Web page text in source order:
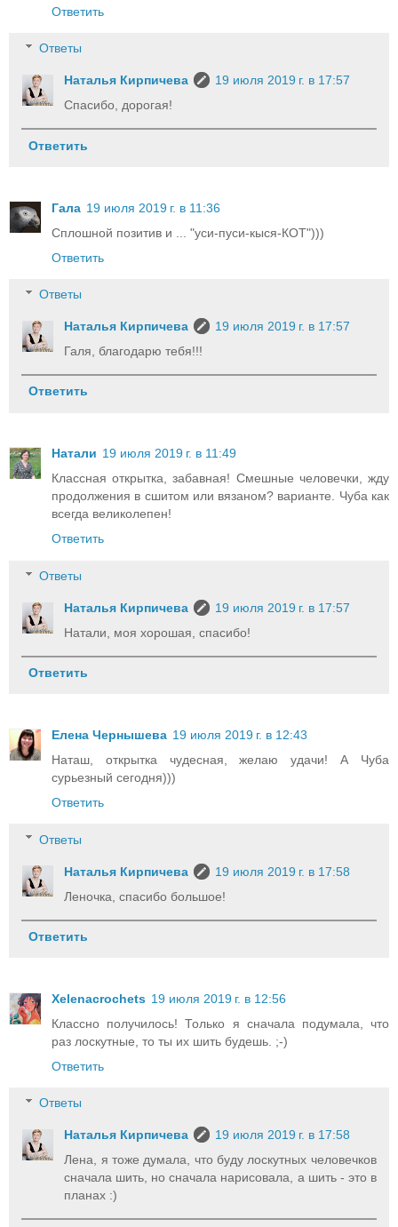
Ответить
Ответы
Наталья Кирпичева
19 июля 2019 г. в 17:57
Спасибо, дорогая!
Ответить
Гала 19 июля 2019 г. в 11:36
Сплошной позитив и ... "уси-пуси-кыся-КОТ")))
Ответить
Ответы
Наталья Кирпичева
19 июля 2019 г. в 17:57
Галя, благодарю тебя!!!
Ответить
Натали 19 июля 2019 г. в 11:49
Классная открытка, забавная! Смешные человечки, жду
продолжения в сшитом или вязаном? варианте. Чуба как
всегда великолепен!
Ответить
Ответы
Наталья Кирпичева
19 июля 2019 г. в 17:57
Натали, моя хорошая, спасибо!
Ответить
Елена Чернышева 19 июля 2019 г. в 12:43
Наташ, открытка чудесная, желаю удачи! А Чуба
сурьезный сегодня)))
Ответить
Ответы
Наталья Кирпичева
19 июля 2019 г. в 17:58
Леночка, спасибо большое!
Ответить
Xelenacrochets 19 июля 2019 г. в 12:56
Классно получилось! Только я сначала подумала, что
раз лоскутные, то ты их шить будешь. ;-)
Ответить
Ответы
Наталья Кирпичева
19 июля 2019 г. в 17:58
Лена, я тоже думала, что буду лоскутных человечков
сначала шить, но сначала нарисовала, а шить - это в
планах :)